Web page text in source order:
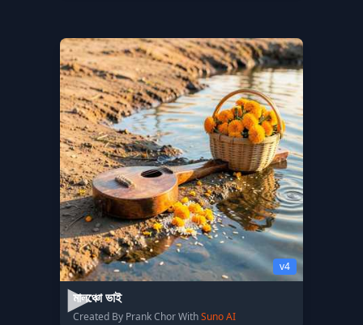
v4
মালঞ্চো ভাই
Created By Prank Chor WithSuno AI